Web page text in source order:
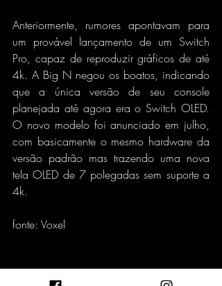
Anteriormente, rumores apontavam para
um provável lançamento de um Switch
Pro, capaz de reproduzir gráficos de até
4k. A Big N negou os boatos, indicando
que a única versão de seu console
planejada até agora era o Switch OLED.
O novo modelo foi anunciado em julho,
com basicamente o mesmo hardware da
versão padrão mas trazendo uma nova
tela OLED de 7 polegadas sem suporte a
4k.
fonte: Voxel